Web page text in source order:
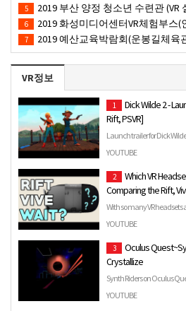
5 2019 부산 양정 청소년 수련관 (VR
6 2019 화성미디어센터VR체험부스(인기4D 시뮬레
7 2019 예산교육박람회(운봉길체육관) VR체험부스(직업진로
VR정보
1
Dick Wilde 2 -
Rift, PSVR]
Launch trailer for Dick
wave shooter, featuring
YOUTUBE
2
Which VR
Comparing the Rift,
With so many VR
difficult than ever. Luckily
YOUTUBE
3
Oculus
Crystallize
Synth Riders on Oculus
Stirling Mapped By:
YOUTUBE